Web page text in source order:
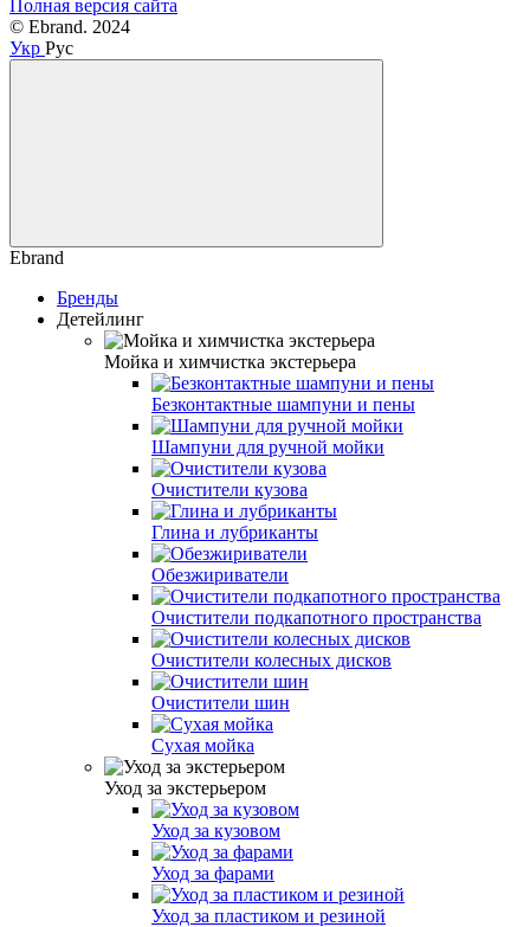
Полная версия сайта
© Ebrand. 2024
Укр Рус
Ebrand
Бренды
Детейлинг
Мойка и химчистка экстерьера
Безконтактные шампуни и пены
Шампуни для ручной мойки
Очистители кузова
Глина и лубриканты
Обезжириватели
Очистители подкапотного пространства
Очистители колесных дисков
Очистители шин
Сухая мойка
Уход за экстерьером
Уход за кузовом
Уход за фарами
Уход за пластиком и резиной